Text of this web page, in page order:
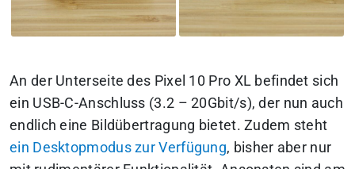
An der Unterseite des Pixel 10 Pro XL befindet sich
ein USB-C-Anschluss (3.2 – 20Gbit/s), der nun auch
endlich eine Bildübertragung bietet. Zudem steht
ein Desktopmodus zur Verfügung, bisher aber nur